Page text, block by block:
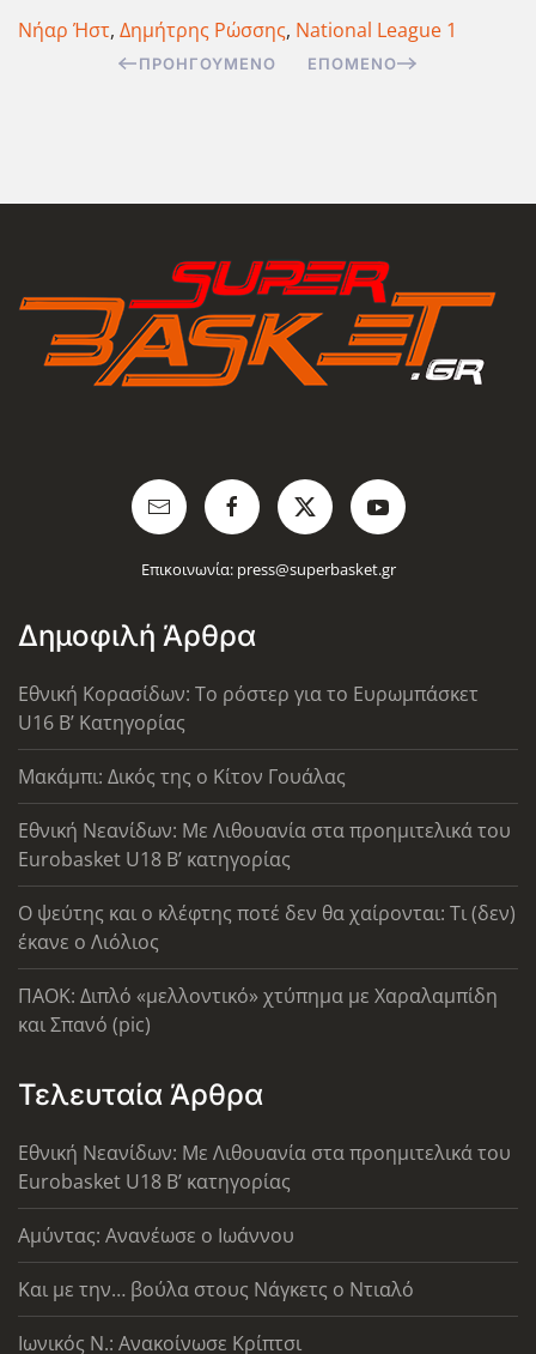
Νήαρ Ήστ, Δημήτρης Ρώσσης, National League 1
ΠΡΟΗΓΟΎΜΕΝΟ ΕΠΌΜΕΝΟ
Επικοινωνία: press@superbasket.gr
Δημοφιλή Άρθρα
Εθνική Κορασίδων: Το ρόστερ για το Ευρωμπάσκετ
U16 B’ Κατηγορίας
Μακάμπι: Δικός της ο Κίτον Γουάλας
Εθνική Νεανίδων: Με Λιθουανία στα προημιτελικά του
Eurobasket U18 Β’ κατηγορίας
Ο ψεύτης και ο κλέφτης ποτέ δεν θα χαίρονται: Τι (δεν)
έκανε ο Λιόλιος
ΠΑΟΚ: Διπλό «μελλοντικό» χτύπημα με Χαραλαμπίδη
και Σπανό (pic)
Τελευταία Άρθρα
Εθνική Νεανίδων: Με Λιθουανία στα προημιτελικά του
Eurobasket U18 Β’ κατηγορίας
Αμύντας: Ανανέωσε ο Ιωάννου
Και με την… βούλα στους Νάγκετς ο Ντιαλό
Ιωνικός Ν.: Ανακοίνωσε Κρίπτσι